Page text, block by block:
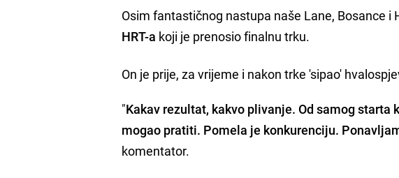
Osim fantastičnog nastupa naše Lane, Bosance i
HRT-a koji je prenosio finalnu trku.
On je prije, za vrijeme i nakon trke 'sipao'
"Kakav rezultat, kakvo plivanje. Od samog
mogao pratiti. Pomela je konkurenciju.
komentator.